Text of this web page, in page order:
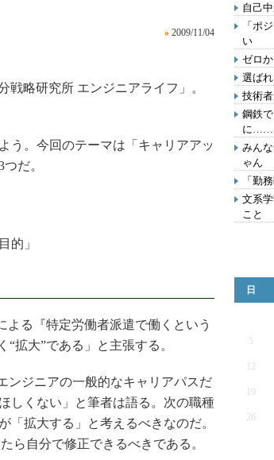
» 2009/11/04
略研究所 エンジニアライフ」。
う。今回のテーマは「キャリアアッ
だ。
的」
よる『特定労働者派遣で働くという
拡大”である」と主張する。
ンジニアの一般的なキャリアパスだ
しくない」と筆者は語る。次の職種
「拡大する」と考えるべきなのだ。
ら自分で修正できるべきである。
自己
「ポ
い
ゼロ
選ば
技術
鋼鉄
に……
みん
ゃん
「勤
文系
こと
日
5
12
19
26